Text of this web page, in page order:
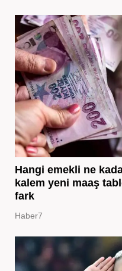
Hangi emekli ne
kalem yeni maaş
fark
Haber7